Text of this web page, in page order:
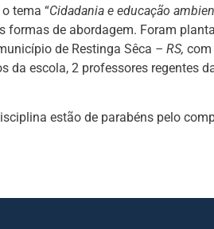
tema “Cidadania e educação
formas de abordagem. Foram
de Restinga Sêca – RS, com
da escola, 2 professores regentes
estão de parabéns pelo